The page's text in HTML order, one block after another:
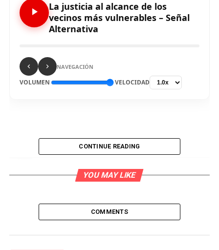
La justicia al alcance de los
vecinos más vulnerables – Señal
Alternativa
NAVEGACIÓN
VOLUMEN VELOCIDAD
CONTINUE READING
YOU MAY LIKE
COMMENTS